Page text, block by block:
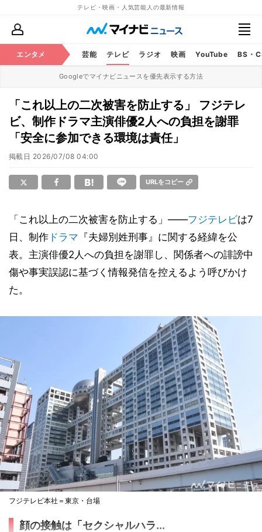
テレビ・映画・人気芸能人の最新情報
エンタメ 芸能 テレビ ラジオ 映画 YouTube BS・
Googleでマイナビニュースを優先表示する方法
「これ以上の二次被害を防止する」 フジテレ
ビ、制作ドラマ主演俳優2人への負担を謝罪
「安全に参加できる環境は責任」
掲載日 2026/07/08 04:00
URLをコピー
「これ以上の二次被害を防止する」――フジテレビは7
日、制作 ドラマ 『夫婦別姓刑事』に関する経緯を公
表。主演俳優2人への負担を謝罪し、関係者への誹謗中
傷や事実誤認に基づく情報発信を控えるよう呼びかけ
た。
フジテレビ本社＝東京・台場
顔の接触は「セクシャルハラ...